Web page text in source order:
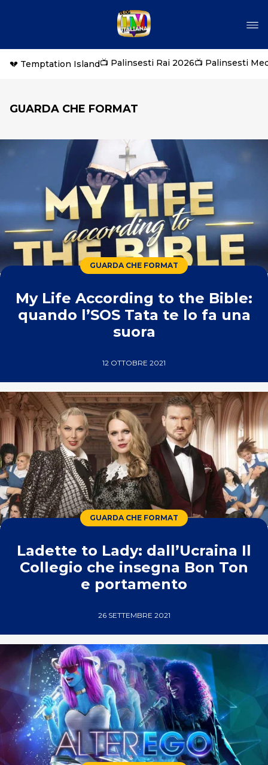
💔 Temptation Island📺 Palinsesti Rai 2026📺 Palinsesti
GUARDA CHE FORMAT
GUARDA CHE FORMAT
My Life According to the Bible:
quando l’SOS Tata te lo fa una
suora
12 OTTOBRE 2021
GUARDA CHE FORMAT
Ladette to Lady: dall’Ucraina Il
Collegio che insegna Bon Ton
e portamento
26 SETTEMBRE 2021